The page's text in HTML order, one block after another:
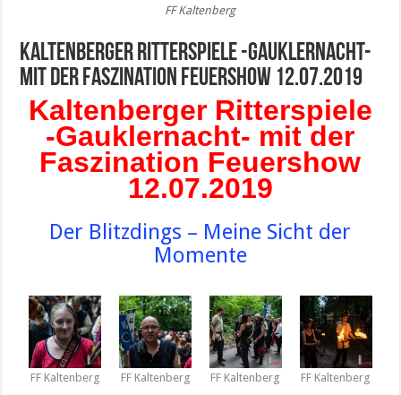
FF Kaltenberg
Kaltenberger Ritterspiele -Gauklernacht-
mit der Faszination Feuershow 12.07.2019
Kaltenberger Ritterspiele
-Gauklernacht- mit der
Faszination Feuershow
12.07.2019
Der Blitzdings – Meine Sicht der
Momente
FF Kaltenberg FF Kaltenberg FF Kaltenberg FF Kaltenberg